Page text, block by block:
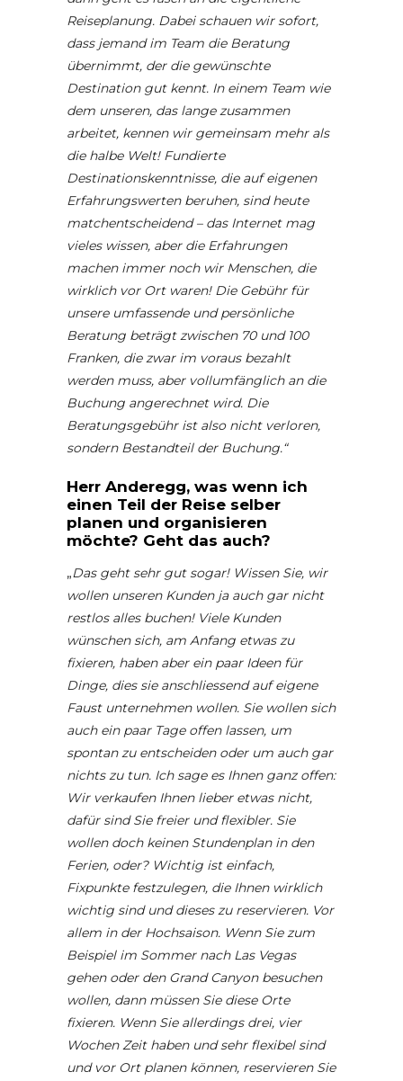
Reiseplanung. Dabei schauen wir sofort,
dass jemand im Team die Beratung
übernimmt, der die gewünschte
Destination gut kennt. In einem Team wie
dem unseren, das lange zusammen
arbeitet, kennen wir gemeinsam mehr als
die halbe Welt! Fundierte
Destinationskenntnisse, die auf eigenen
Erfahrungswerten beruhen, sind heute
matchentscheidend – das Internet mag
vieles wissen, aber die Erfahrungen
machen immer noch wir Menschen, die
wirklich vor Ort waren! Die Gebühr für
unsere umfassende und persönliche
Beratung beträgt zwischen 70 und 100
Franken, die zwar im voraus bezahlt
werden muss, aber vollumfänglich an die
Buchung angerechnet wird. Die
Beratungsgebühr ist also nicht verloren,
sondern Bestandteil der Buchung.“
Herr Anderegg, was wenn ich
einen Teil der Reise selber
planen und organisieren
möchte? Geht das auch?
„Das geht sehr gut sogar! Wissen Sie, wir
wollen unseren Kunden ja auch gar nicht
restlos alles buchen! Viele Kunden
wünschen sich, am Anfang etwas zu
fixieren, haben aber ein paar Ideen für
Dinge, dies sie anschliessend auf eigene
Faust unternehmen wollen. Sie wollen sich
auch ein paar Tage offen lassen, um
spontan zu entscheiden oder um auch gar
nichts zu tun. Ich sage es Ihnen ganz offen:
Wir verkaufen Ihnen lieber etwas nicht,
dafür sind Sie freier und flexibler. Sie
wollen doch keinen Stundenplan in den
Ferien, oder? Wichtig ist einfach,
Fixpunkte festzulegen, die Ihnen wirklich
wichtig sind und dieses zu reservieren. Vor
allem in der Hochsaison. Wenn Sie zum
Beispiel im Sommer nach Las Vegas
gehen oder den Grand Canyon besuchen
wollen, dann müssen Sie diese Orte
fixieren. Wenn Sie allerdings drei, vier
Wochen Zeit haben und sehr flexibel sind
und vor Ort planen können, reservieren Sie